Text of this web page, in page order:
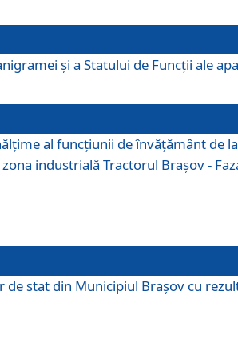
şi a Statului de Funcţii ale
al funcţiunii de învăţământ de
industrială Tractorul Braşov -
stat din Municipiul Brașov cu